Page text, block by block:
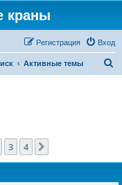
краны
Вход
Регистрация
Активные темы
3 4